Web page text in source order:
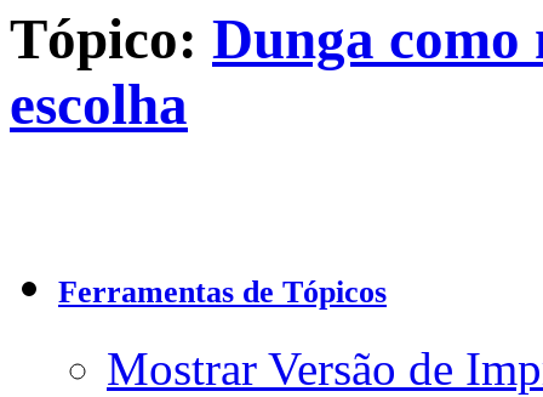
Tópico: Dunga como
escolha
Ferramentas de Tópicos
Mostrar Versão de